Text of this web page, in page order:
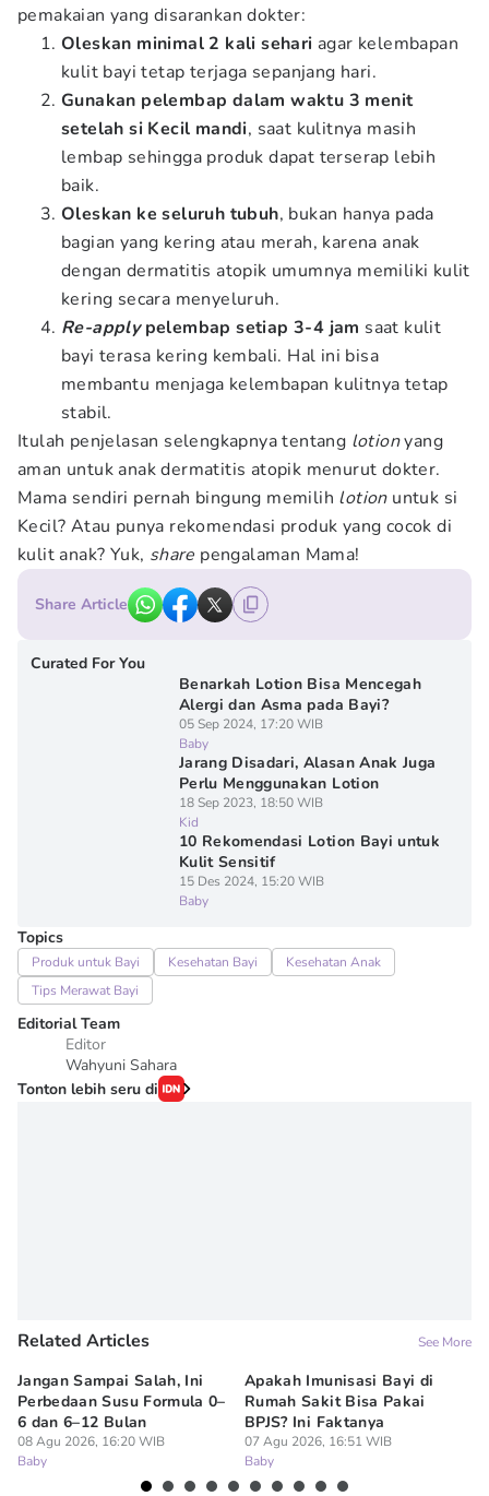
pemakaian yang disarankan dokter:
Oleskan minimal 2 kali sehari agar kelembapan
kulit bayi tetap terjaga sepanjang hari.
Gunakan pelembap dalam waktu 3 menit
setelah si Kecil mandi, saat kulitnya masih
lembap sehingga produk dapat terserap lebih
baik.
Oleskan ke seluruh tubuh, bukan hanya pada
bagian yang kering atau merah, karena anak
dengan dermatitis atopik umumnya memiliki kulit
kering secara menyeluruh.
Re-applypelembap setiap 3-4 jam saat kulit
bayi terasa kering kembali. Hal ini bisa
membantu menjaga kelembapan kulitnya tetap
stabil.
Itulah penjelasan selengkapnya tentang lotionyang
aman untuk anak dermatitis atopik menurut dokter.
Mama sendiri pernah bingung memilih lotionuntuk si
Kecil? Atau punya rekomendasi produk yang cocok di
kulit anak? Yuk, share pengalaman Mama!
Share Article
Curated For You
Benarkah Lotion Bisa Mencegah
Alergi dan Asma pada Bayi?
05 Sep 2024, 17:20 WIB
Baby
Jarang Disadari, Alasan Anak Juga
Perlu Menggunakan Lotion
18 Sep 2023, 18:50 WIB
Kid
10 Rekomendasi Lotion Bayi untuk
Kulit Sensitif
15 Des 2024, 15:20 WIB
Baby
Topics
Produk untuk Bayi Kesehatan Bayi
Kesehatan Anak
Tips Merawat Bayi
Editorial Team
Editor
Wahyuni Sahara
Tonton lebih seru di
Related Articles See More
Jangan Sampai Salah, Ini
Perbedaan Susu Formula 0–
6 dan 6–12 Bulan
08 Agu 2026, 16:20 WIB
Baby
Apakah Imunisasi Bayi di
Rumah Sakit Bisa Pakai
BPJS? Ini Faktanya
07 Agu 2026, 16:51 WIB
Baby